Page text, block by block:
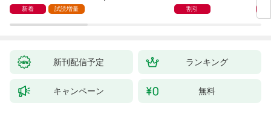
子ＳＳ特典付き】
新着 試読増量
迫ってくる。
割引
新刊配信予定 ランキング
キャンペーン 無料